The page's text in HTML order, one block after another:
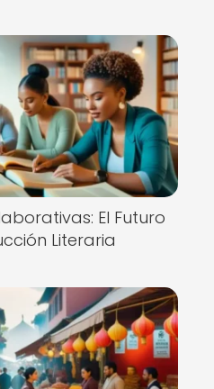
El Futuro
Literaria